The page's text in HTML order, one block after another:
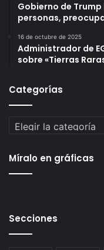
Gobierno de
personas,
16 de octubre de 2025
Administrador de
sobre «Tierras
Categorías
Categorías
Míralo en gráficas
Secciones